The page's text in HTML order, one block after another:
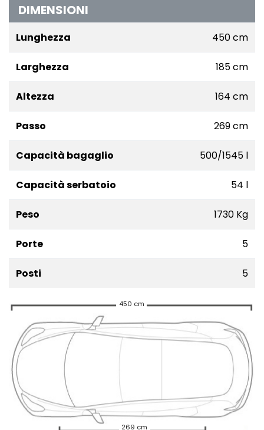
DIMENSIONI
Lunghezza 450 cm
Larghezza 185 cm
Altezza 164 cm
Passo 269 cm
Capacità bagaglio 500/1545 l
Capacità serbatoio 54 l
Peso 1730 Kg
Porte 5
Posti 5
450 cm
269 cm